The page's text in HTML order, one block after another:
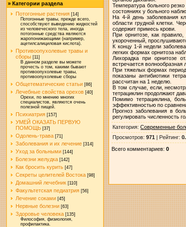
»Категории раздела
Потогонные растения [14]
Потогонные травы, прежде всего,
способствуют выведению жидкостей
из человеческого тела, иногда
потогонные средства являются
жаропонижающими (например,
ацетилсалициловая кислота).
Противоопухолевые травы и
сборы [11]
В данном разделе вы можете
прочесть о том, какими бывают
противоопухолевые травы,
противоопухолевые сборы
Общетематические статьи [86]
Лечебные свойства орехов [40]
Орехи, по мнению многих
специалистов, являются очень
полезной пищей.
Психиатрия [157]
УМЕЙ ОКАЗАТЬ ПЕРВУЮ
ПОМОЩЬ [37]
Одолень-трава [71]
Заболевания и их лечение [314]
Уход за больными [144]
Болезни желудка [142]
Как бросить курить [47]
Секреты целителей Востока [98]
Домашний лечебник [110]
Факультетская педиатрия [56]
Лечение соками [45]
Нервные болезни [63]
Здоровье человека [135]
Философия, физиология,
профилактика.
Температура больного
состояниях у больного
На 4-й день заболевания
области грудной клетки.
содержит примесь крови.
При орнитозе, как
укороченный,
К концу 1-й недели
легких формах орнитоза
Лихорадка при орнитозе
встречается волнообразная
При тяжелых формах период
показаны антибиотики
рассчитан на 1 неделю.
В том случае, если,
тетрациклин продолжают
Помимо тетрациклина,
эффективностью по
Прогноз заболевания в
регулировать численность
Категория:Современные
Просмотров:971 | Рейтинг:
Всего комментариев:0